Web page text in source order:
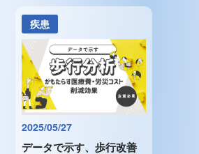
疾患
2025/05/27
データで示す、歩行改善